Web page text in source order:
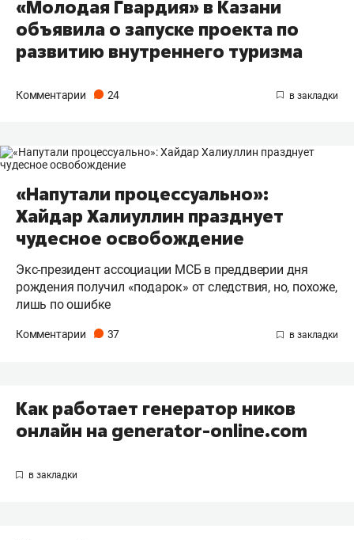
«Молодая Гвардия» в Казани
объявила о запуске проекта по
развитию внутреннего туризма
Комментарии 24
«Напутали процессуально»:
Хайдар Халиуллин празднует
чудесное освобождение
Экс-президент ассоциации МСБ в преддверии дня
рождения получил «подарок» от следствия, но, похоже,
лишь по ошибке
Комментарии 37
Как работает генератор ников
онлайн на generator-online.com